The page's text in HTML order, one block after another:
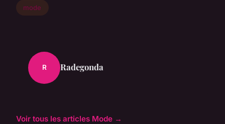
mode
R Radegonda
Voir tous les articles Mode →